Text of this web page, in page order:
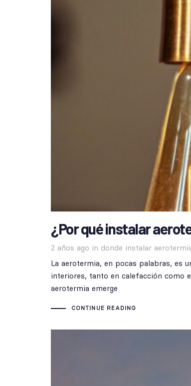
¿Por qué instalar
2 años ago in
Tags
donde instalar
La aerotermia, en pocas palabras, es
interiores, tanto en calefacción como
aerotermia emerge
CONTINUE READING